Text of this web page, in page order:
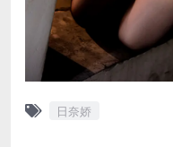
日奈娇